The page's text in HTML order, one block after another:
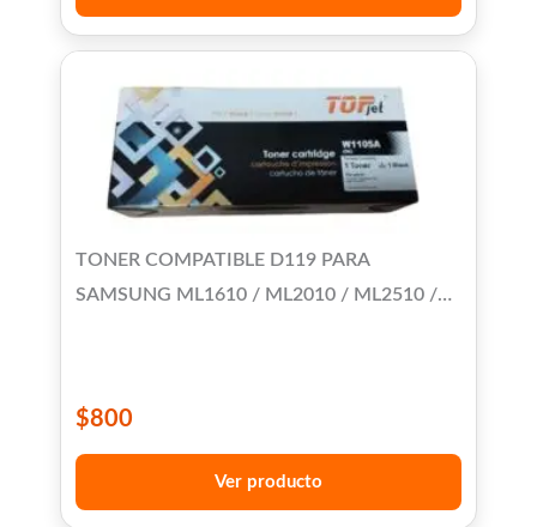
TONER COMPATIBLE D119 PARA
SAMSUNG ML1610 / ML2010 / ML2510 /
$800
Ver producto